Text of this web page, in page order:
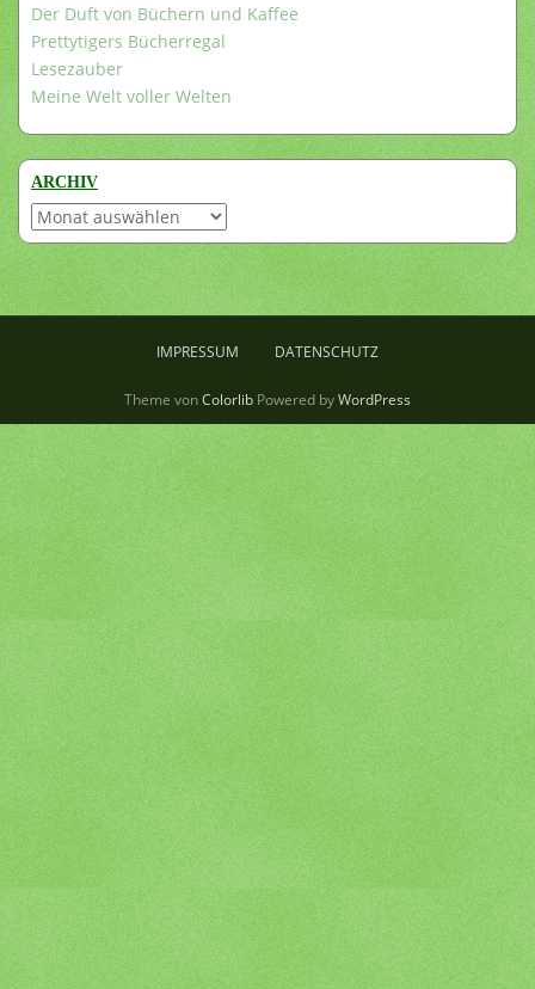
Der Duft von Büchern und Kaffee
Prettytigers Bücherregal
Lesezauber
Meine Welt voller Welten
ARCHIV
Archiv
IMPRESSUM DATENSCHUTZ
Theme vonColorlib Powered byWordPress